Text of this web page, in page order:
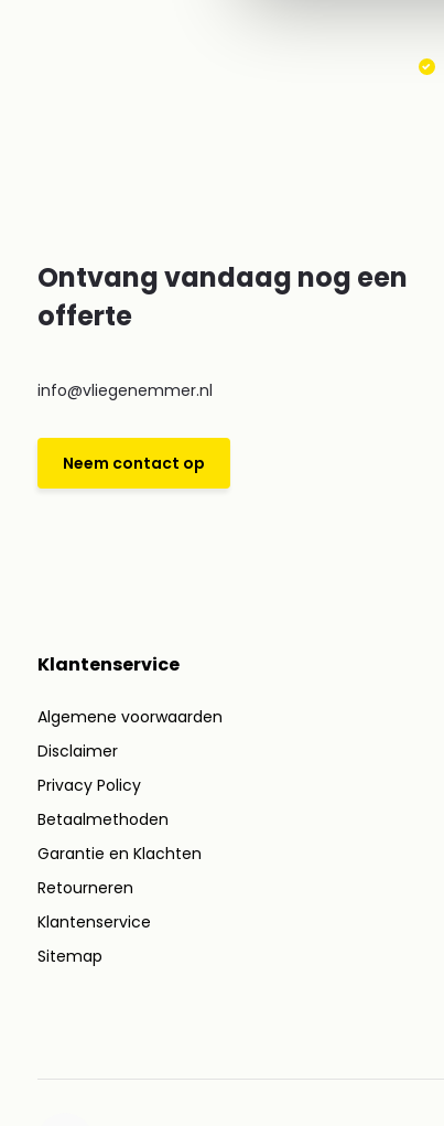
Ontvang vandaag nog een
offerte
info@vliegenemmer.nl
Neem contact op
Klantenservice
Algemene voorwaarden
Disclaimer
Privacy Policy
Betaalmethoden
Garantie en Klachten
Retourneren
Klantenservice
Sitemap